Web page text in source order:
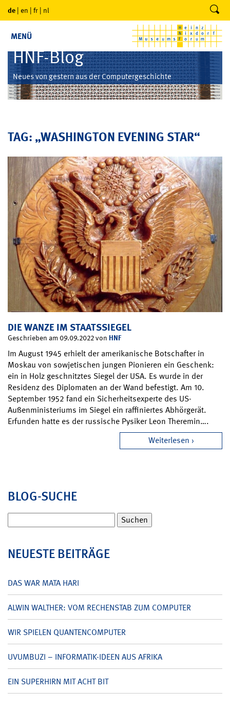
de | en | fr | nl
MENÜ
HNF-Blog
Neues von gestern aus der Computergeschichte
TAG: „WASHINGTON EVENING STAR“
DIE WANZE IM STAATSSIEGEL
Geschrieben am 09.09.2022 von HNF
Im August 1945 erhielt der amerikanische Botschafter in
Moskau von sowjetischen jungen Pionieren ein Geschenk:
ein in Holz geschnitztes Siegel der USA. Es wurde in der
Residenz des Diplomaten an der Wand befestigt. Am 10.
September 1952 fand ein Sicherheitsexperte des US-
Außenministeriums im Siegel ein raffiniertes Abhörgerät.
Erfunden hatte es der russische Pysiker Leon Theremin….
Weiterlesen
BLOG-SUCHE
nach:
NEUESTE BEITRÄGE
DAS WAR MATA HARI
ALWIN WALTHER: VOM RECHENSTAB ZUM COMPUTER
WIR SPIELEN QUANTENCOMPUTER
UVUMBUZI – INFORMATIK-IDEEN AUS AFRIKA
EIN SUPERHIRN MIT ACHT BIT